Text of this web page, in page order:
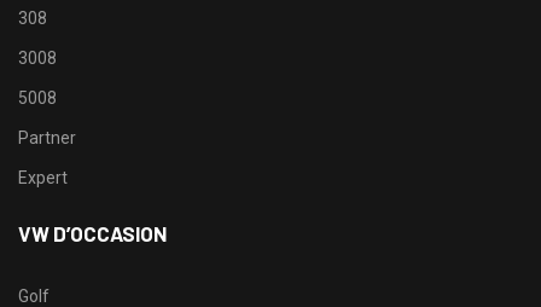
308
3008
5008
Partner
Expert
VW D’OCCASION
Golf